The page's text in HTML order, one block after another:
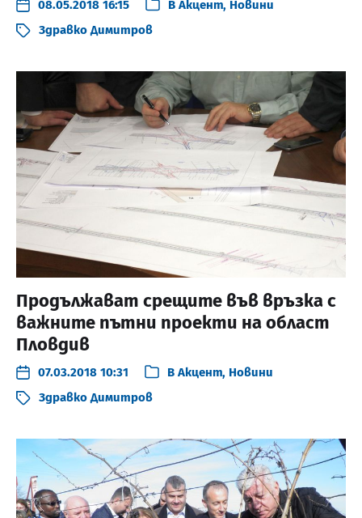
08.05.2018 16:15 В Акцент, Новини
Здравко Димитров
Продължават срещите във връзка с
важните пътни проекти на област
Пловдив
07.03.2018 10:31 В Акцент, Новини
Здравко Димитров